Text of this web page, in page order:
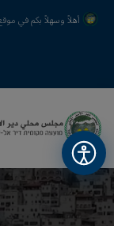
أهلاً وسهلاً بكم في